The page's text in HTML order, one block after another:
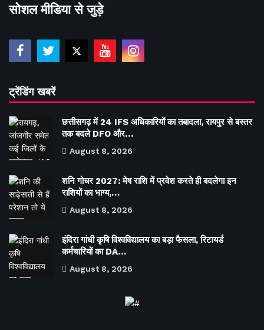
सोशल मीडिया से जुड़े
ट्रेंडिंग खबरें
छत्तीसगढ़ में 24 IFS अधिकारियों का तबादला, रायपुर से बस्तर
तक बदले DFO और…
August 8, 2026
शनि गोचर 2027: मेष राशि में प्रवेश करते ही बदलेगा इन
राशियों का भाग्य,…
August 8, 2026
इंदिरा गांधी कृषि विश्वविद्यालय का बड़ा फैसला, रिटायर्ड
कर्मचारियों का DA…
August 8, 2026